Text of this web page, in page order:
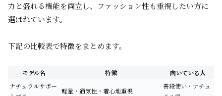
力と盛れる機能を両立し、ファッション性も重視したい方に
選ばれています。
下記の比較表で特徴をまとめます。
モデル名 特徴
向いている人
ナチュラルサポー
軽量・通気性・着心地重視
普段使い・ナチュ